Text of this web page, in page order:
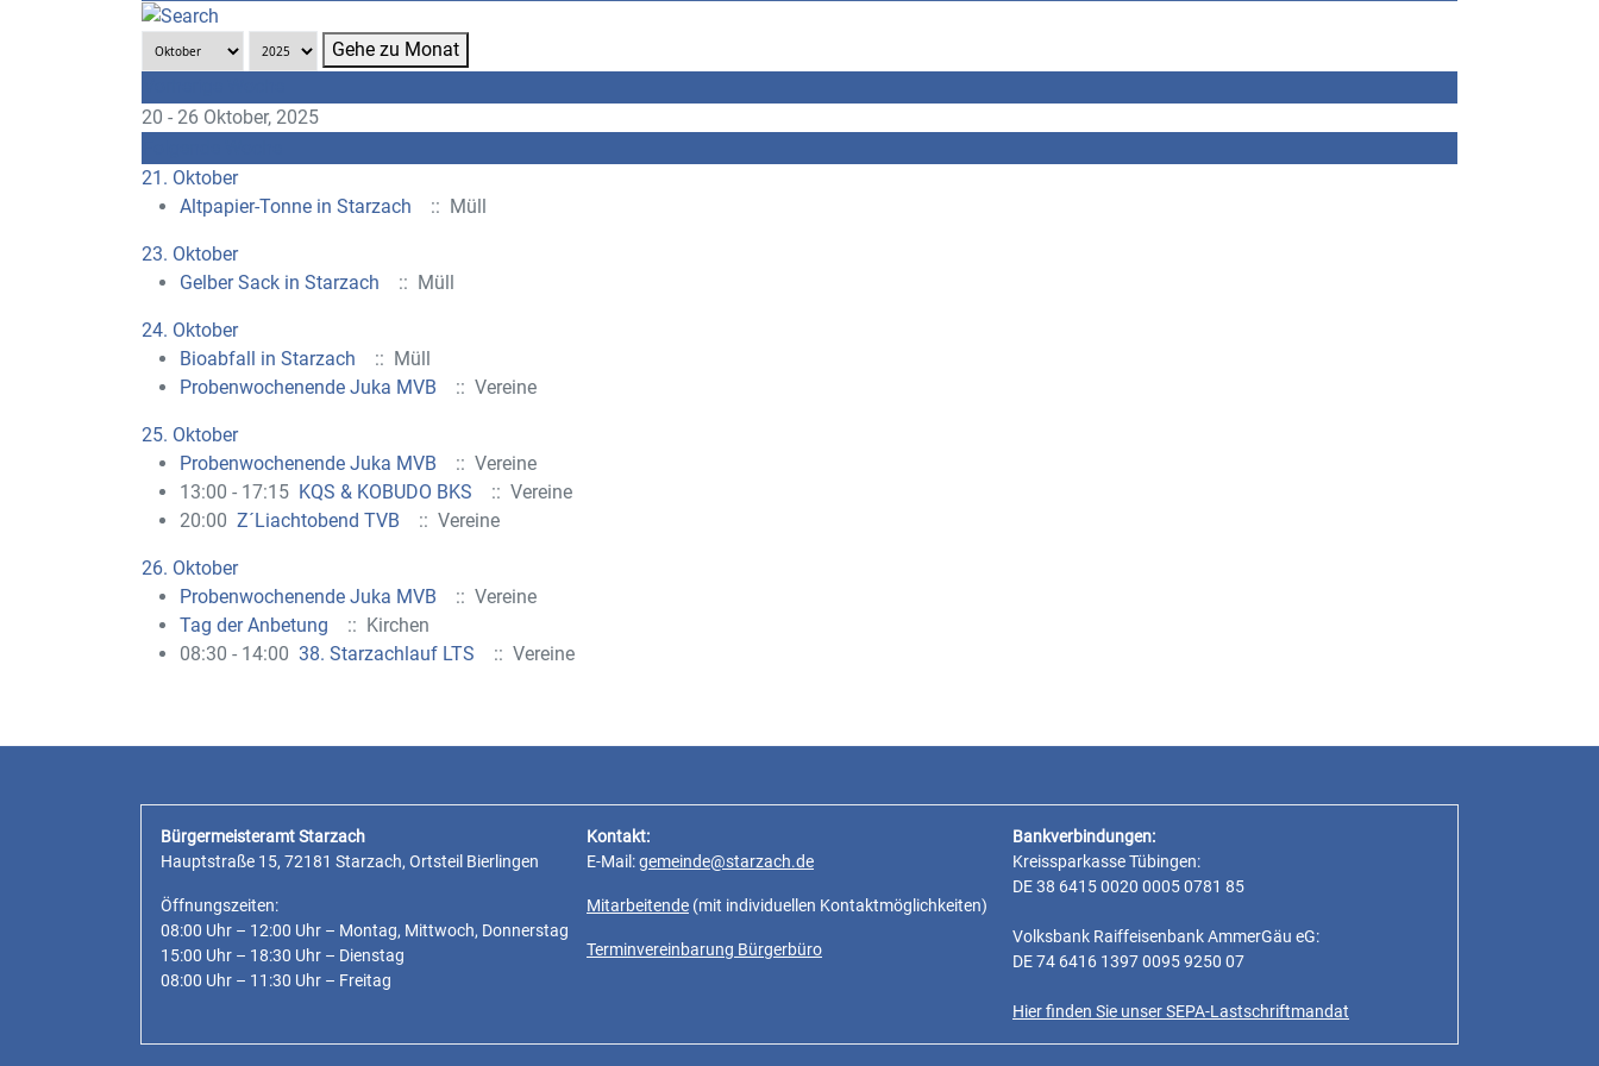
Gehe zu Monat
20 - 26 Oktober, 2025
21. Oktober
Altpapier-Tonne in Starzach
:: Müll
23. Oktober
Gelber Sack in Starzach
:: Müll
24. Oktober
Bioabfall in Starzach
:: Müll
Probenwochenende Juka MVB
:: Vereine
25. Oktober
Probenwochenende Juka MVB
:: Vereine
13:00 - 17:15 KQS & KOBUDO BKS
:: Vereine
20:00 Z´Liachtobend TVB :: Vereine
26. Oktober
Probenwochenende Juka MVB
:: Vereine
Tag der Anbetung
:: Kirchen
08:30 - 14:00 38. Starzachlauf LTS :: Vereine
Bürgermeisteramt Starzach
Hauptstraße 15, 72181 Starzach, Ortsteil Bierlingen
Öffnungszeiten:
08:00 Uhr – 12:00 Uhr – Montag, Mittwoch, Donnerstag
15:00 Uhr – 18:30 Uhr – Dienstag
08:00 Uhr – 11:30 Uhr – Freitag
Kontakt:
E-Mail:gemeinde@starzach.de
Mitarbeitende (mit individuellen Kontaktmöglichkeiten)
Terminvereinbarung Bürgerbüro
Bankverbindungen:
Kreissparkasse Tübingen:
DE 38 6415 0020 0005 0781 85
Volksbank Raiffeisenbank AmmerGäu eG:
DE 74 6416 1397 0095 9250 07
Hier finden Sie unser SEPA-Lastschriftmandat